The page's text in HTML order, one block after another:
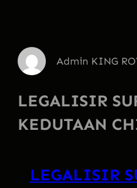
Admin KING
LEGALISIR
KEDUTAAN
LEGALISIR